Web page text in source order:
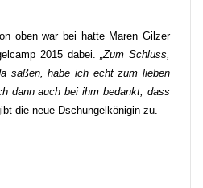
oben war bei hatte Maren Gilzer
2015 dabei.
„Zum Schluss,
saßen, habe ich echt zum lieben
dann auch bei ihm bedankt, dass
die neue Dschungelkönigin zu.